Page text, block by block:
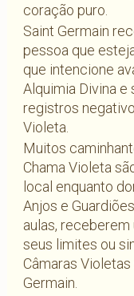
coração puro.
Saint Germain
pessoa que
que intencione
Alquimia Divina e
registros
Violeta.
Muitos
Chama Violeta
local enquanto
Anjos e
aulas,
seus limites ou
Câmaras
Germain.